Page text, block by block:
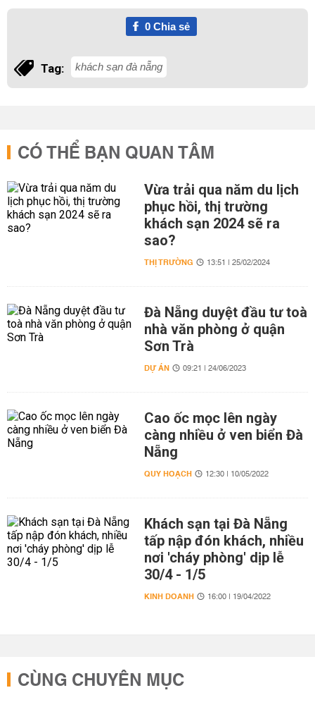
0Chia sẻ
Tag: khách sạn đà nẵng
CÓ THỂ BẠN QUAN TÂM
Vừa trải qua năm du lịch
phục hồi, thị trường
khách sạn 2024 sẽ ra
sao?
THỊ TRƯỜNG 13:51 | 25/02/2024
Đà Nẵng duyệt đầu tư toà
nhà văn phòng ở quận
Sơn Trà
DỰ ÁN 09:21 | 24/06/2023
Cao ốc mọc lên ngày
càng nhiều ở ven biển Đà
Nẵng
QUY HOẠCH 12:30 | 10/05/2022
Khách sạn tại Đà Nẵng
tấp nập đón khách, nhiều
nơi 'cháy phòng' dịp lễ
30/4 - 1/5
KINH DOANH 16:00 | 19/04/2022
CÙNG CHUYÊN MỤC